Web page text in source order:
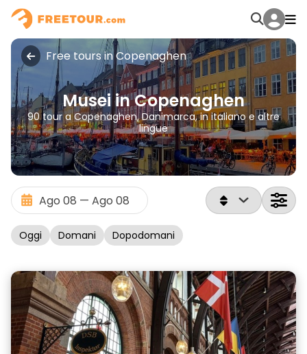
Free tours in Copenaghen
Musei in Copenaghen
90 tour a Copenaghen, Danimarca, in italiano e altre
lingue
Oggi Domani Dopodomani